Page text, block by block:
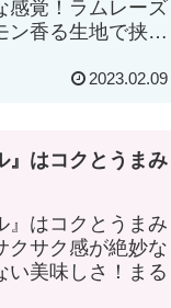
感覚！ラムレーズ
ン香る生地で挟み
2023.02.09
』はコクとうまみ
』はコクとうまみ
クサク感が絶妙な
い美味しさ！まる